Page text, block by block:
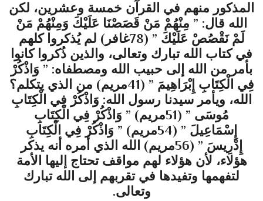
المذكور منهم في القرآن خمسة وعشرين، لكن
الله قال: ” مِنْهُمْ مَنْ قَصَصْنَا عَلَيْكَ وَمِنْهُمْ مَنْ
لَمْ نَقْصُصْ عَلَيْكَ ” (78غافر) لم يُذكروا كلهم
في كتاب الله تبارك وتعالى، والذين ذُكروا كانوا
بأمر من الله إلى حبيب الله ومصطفاه: ” وَاذْكُرْ
فِي الْكِتَابِ إِبْرَاهِيمَ ” (41مريم) من الذي يتكلم؟
الله، ويأمر سيدنا رسول الله: وَاذْكُرْ فِي الْكِتَابِ
مُوسَى ” (51مريم) ” وَاذْكُرْ فِي الْكِتَابِ
إِسْمَاعِيلَ ” (54مريم) ” وَاذْكُرْ فِي الْكِتَابِ
إِدْرِيسَ ” (56مريم) الله الذي أمره أنه يذكر
هؤلاء، لأن هؤلاء لهم مواقف تحتاج إليها الأمة
لتفهمها وتفيدها في تقربهم إلى الله تبارك
وتعالى.